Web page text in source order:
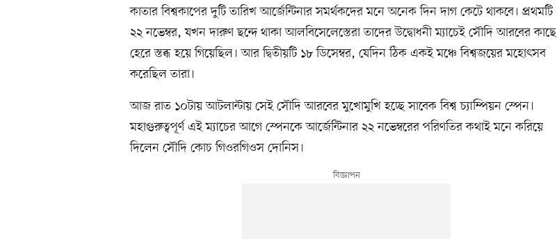
কাতার বিশ্বকাপের দুটি তারিখ আর্জেন্টিনার সমর্থকদের মনে অনেক দিন দাগ কেটে থাকবে। প্রথমটি
২২ নভেম্বর, যখন দারুণ ছন্দে থাকা আলবিসেলেস্তেরা তাদের উদ্বোধনী ম্যাচেই সৌদি আরবের কাছে
হেরে স্তব্ধ হয়ে গিয়েছিল। আর দ্বিতীয়টি ১৮ ডিসেম্বর, যেদিন ঠিক একই মঞ্চে বিশ্বজয়ের মহোৎসব
করেছিল তারা।
আজ রাত ১০টায় আটলান্টায় সেই সৌদি আরবের মুখোমুখি হচ্ছে সাবেক বিশ্ব চ্যাম্পিয়ন স্পেন।
মহাগুরুত্বপূর্ণ এই ম্যাচের আগে স্পেনকে আর্জেন্টিনার ২২ নভেম্বরের পরিণতির কথাই মনে করিয়ে
দিলেন সৌদি কোচ গিওরগিওস দোনিস।